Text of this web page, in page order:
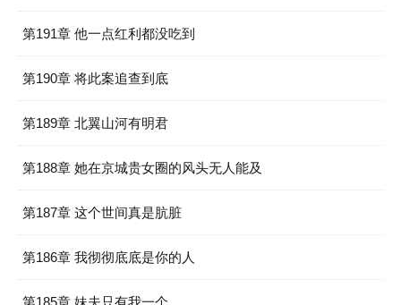
第191章 他一点红利都没吃到
第190章 将此案追查到底
第189章 北翼山河有明君
第188章 她在京城贵女圈的风头无人能及
第187章 这个世间真是肮脏
第186章 我彻彻底底是你的人
第185章 妹夫只有我一个